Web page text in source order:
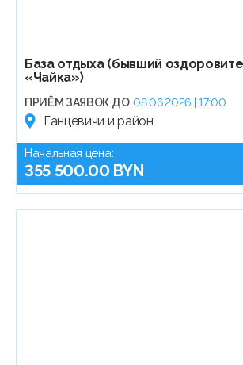
База отдыха (бывший
«Чайка»)
ПРИЁМ ЗАЯВОК ДО 08.06.2026 | 17:00
Ганцевичи и район
Начальная цена:
355 500.00 BYN